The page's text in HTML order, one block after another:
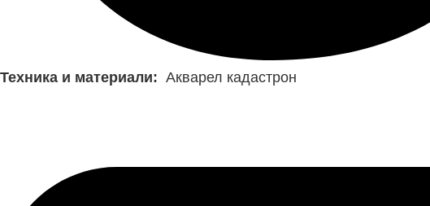
Техника и материали: Акварел кадастрон